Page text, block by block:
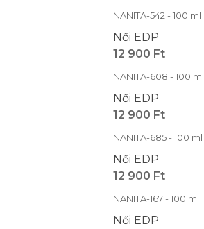
NANITA-542 - 100 ml
Női EDP
12 900 Ft
NANITA-608 - 100 ml
Női EDP
12 900 Ft
NANITA-685 - 100 ml
Női EDP
12 900 Ft
NANITA-167 - 100 ml
Női EDP